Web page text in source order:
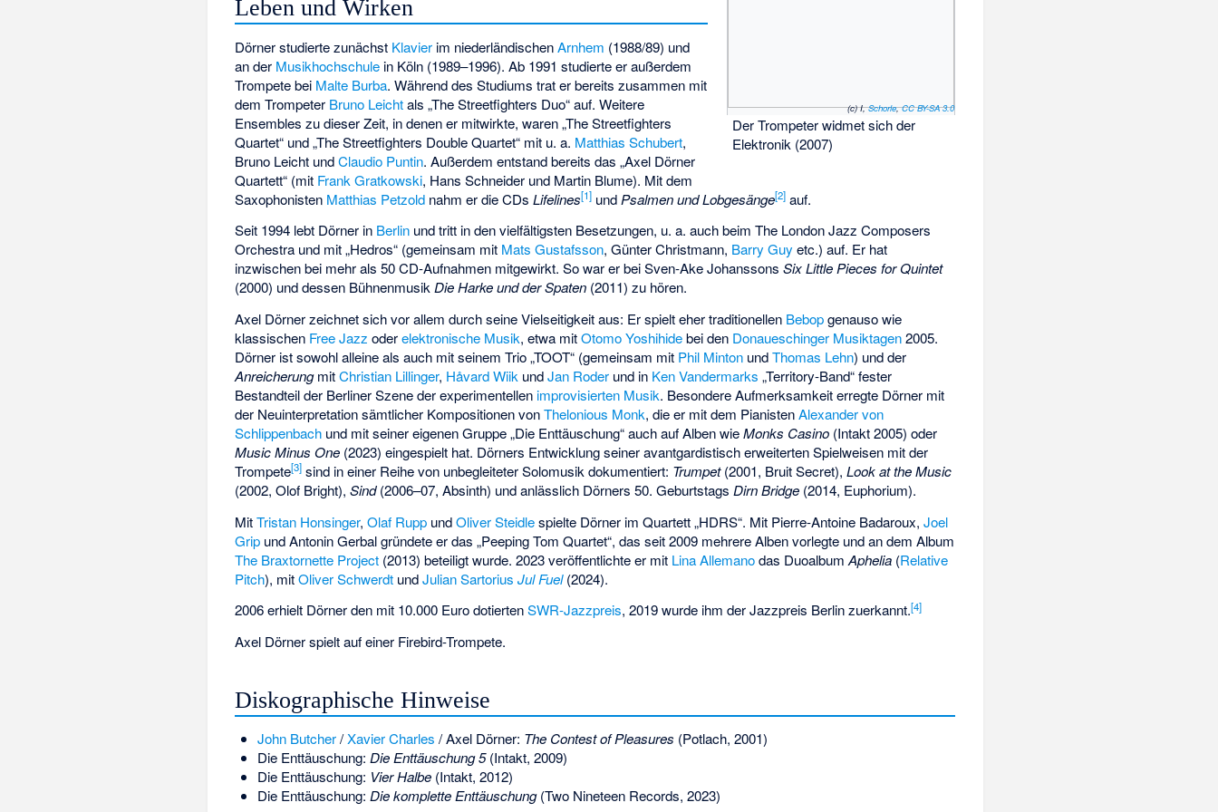
(c) I,Schorle,CC BY-SA 3.0
Der Trompeter widmet sich der
Elektronik (2007)
Leben und Wirken
Dörner studierte zunächst Klavier im niederländischenArnhem (1988/89) und
an der Musikhochschule in Köln (1989–1996). Ab 1991 studierte er außerdem
Trompete bei Malte Burba. Während des Studiums trat er bereits zusammen mit
dem Trompeter Bruno Leichtals „The Streetfighters Duo“ auf. Weitere
Ensembles zu dieser Zeit, in denen er mitwirkte, waren „The Streetfighters
Quartet“ und „The Streetfighters Double Quartet“ mit u. a. Matthias Schubert,
Bruno Leicht undClaudio Puntin. Außerdem entstand bereits das „Axel Dörner
Quartett“ (mit Frank Gratkowski, Hans Schneider und Martin Blume). Mit dem
Saxophonisten Matthias Petzold nahm er die CDsLifelines[1] und Psalmen und Lobgesänge[2] auf.
Seit 1994 lebt Dörner in Berlin und tritt in den vielfältigsten Besetzungen, u. a. auch beimThe London Jazz Composers
Orchestra und mit „Hedros“ (gemeinsam mit Mats Gustafsson, Günter Christmann, Barry Guy etc.) auf. Er hat
inzwischen bei mehr als 50 CD-Aufnahmen mitgewirkt. So war er beiSven-Ake Johanssons Six Little Pieces for Quintet
(2000) und dessen BühnenmusikDie Harke und der Spaten (2011) zu hören.
Axel Dörner zeichnet sich vor allem durch seine Vielseitigkeit aus: Er spielt eher traditionellen Bebopgenauso wie
klassischen Free Jazz oderelektronische Musik, etwa mitOtomo Yoshihidebei den Donaueschinger Musiktagen2005.
Dörner ist sowohl alleine als auch mit seinem Trio „TOOT“ (gemeinsam mit Phil Minton undThomas Lehn) und der
AnreicherungmitChristian Lillinger, Håvard Wiik undJan Roder und in Ken Vandermarks „Territory-Band“ fester
Bestandteil der Berliner Szene der experimentellen improvisierten Musik. Besondere Aufmerksamkeit erregte Dörner mit
der Neuinterpretation sämtlicher Kompositionen vonThelonious Monk, die er mit dem PianistenAlexander von
Schlippenbach und mit seiner eigenen Gruppe „Die Enttäuschung“ auch auf Alben wieMonks Casino (Intakt 2005) oder
Music Minus One (2023) eingespielt hat. Dörners Entwicklung seiner avantgardistisch erweiterten Spielweisen mit der
Trompete[3] sind in einer Reihe von unbegleiteter Solomusik dokumentiert: Trumpet(2001, Bruit Secret),Look at the Music
(2002, Olof Bright),Sind(2006–07, Absinth) und anlässlich Dörners 50. GeburtstagsDirn Bridge (2014, Euphorium).
MitTristan Honsinger,Olaf Rupp undOliver Steidlespielte Dörner im Quartett „HDRS“. Mit Pierre-Antoine Badaroux,Joel
Grip undAntonin Gerbalgründete er das „Peeping Tom Quartet“, das seit 2009 mehrere Alben vorlegte und an dem Album
The Braxtornette Project (2013) beteiligt wurde. 2023 veröffentlichte er mit Lina Allemanodas DuoalbumAphelia (Relative
Pitch), mitOliver Schwerdt undJulian Sartorius Jul Fuel(2024).
2006 erhielt Dörner den mit 10.000 Euro dotiertenSWR-Jazzpreis, 2019 wurde ihm derJazzpreis Berlinzuerkannt.[4]
Axel Dörner spielt auf einer Firebird-Trompete.
Diskographische Hinweise
John Butcher/Xavier Charles / Axel Dörner: The Contest of Pleasures (Potlach, 2001)
Die Enttäuschung: Die Enttäuschung 5(Intakt, 2009)
Die Enttäuschung: Vier Halbe(Intakt, 2012)
Die Enttäuschung: Die komplette Enttäuschung(Two Nineteen Records, 2023)